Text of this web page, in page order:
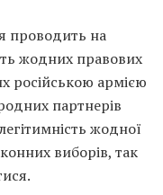
проводить на
жодних правових
російською армією
партнерів
жодної
виборів, так